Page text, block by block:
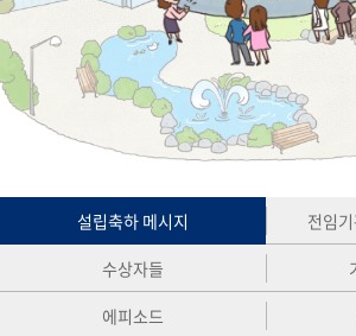
50+1 주년 기념
성과 50선 숫자로 보는 50년 50
주년
세계와 함께 한 KIHASA
VR 역사관
설립축하 메시지
전임
수상자들
에피소드